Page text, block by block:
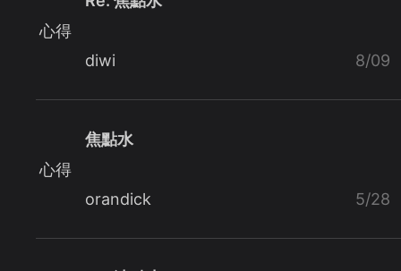
心得
diwi 8/09
心得
焦點水
orandick 5/28